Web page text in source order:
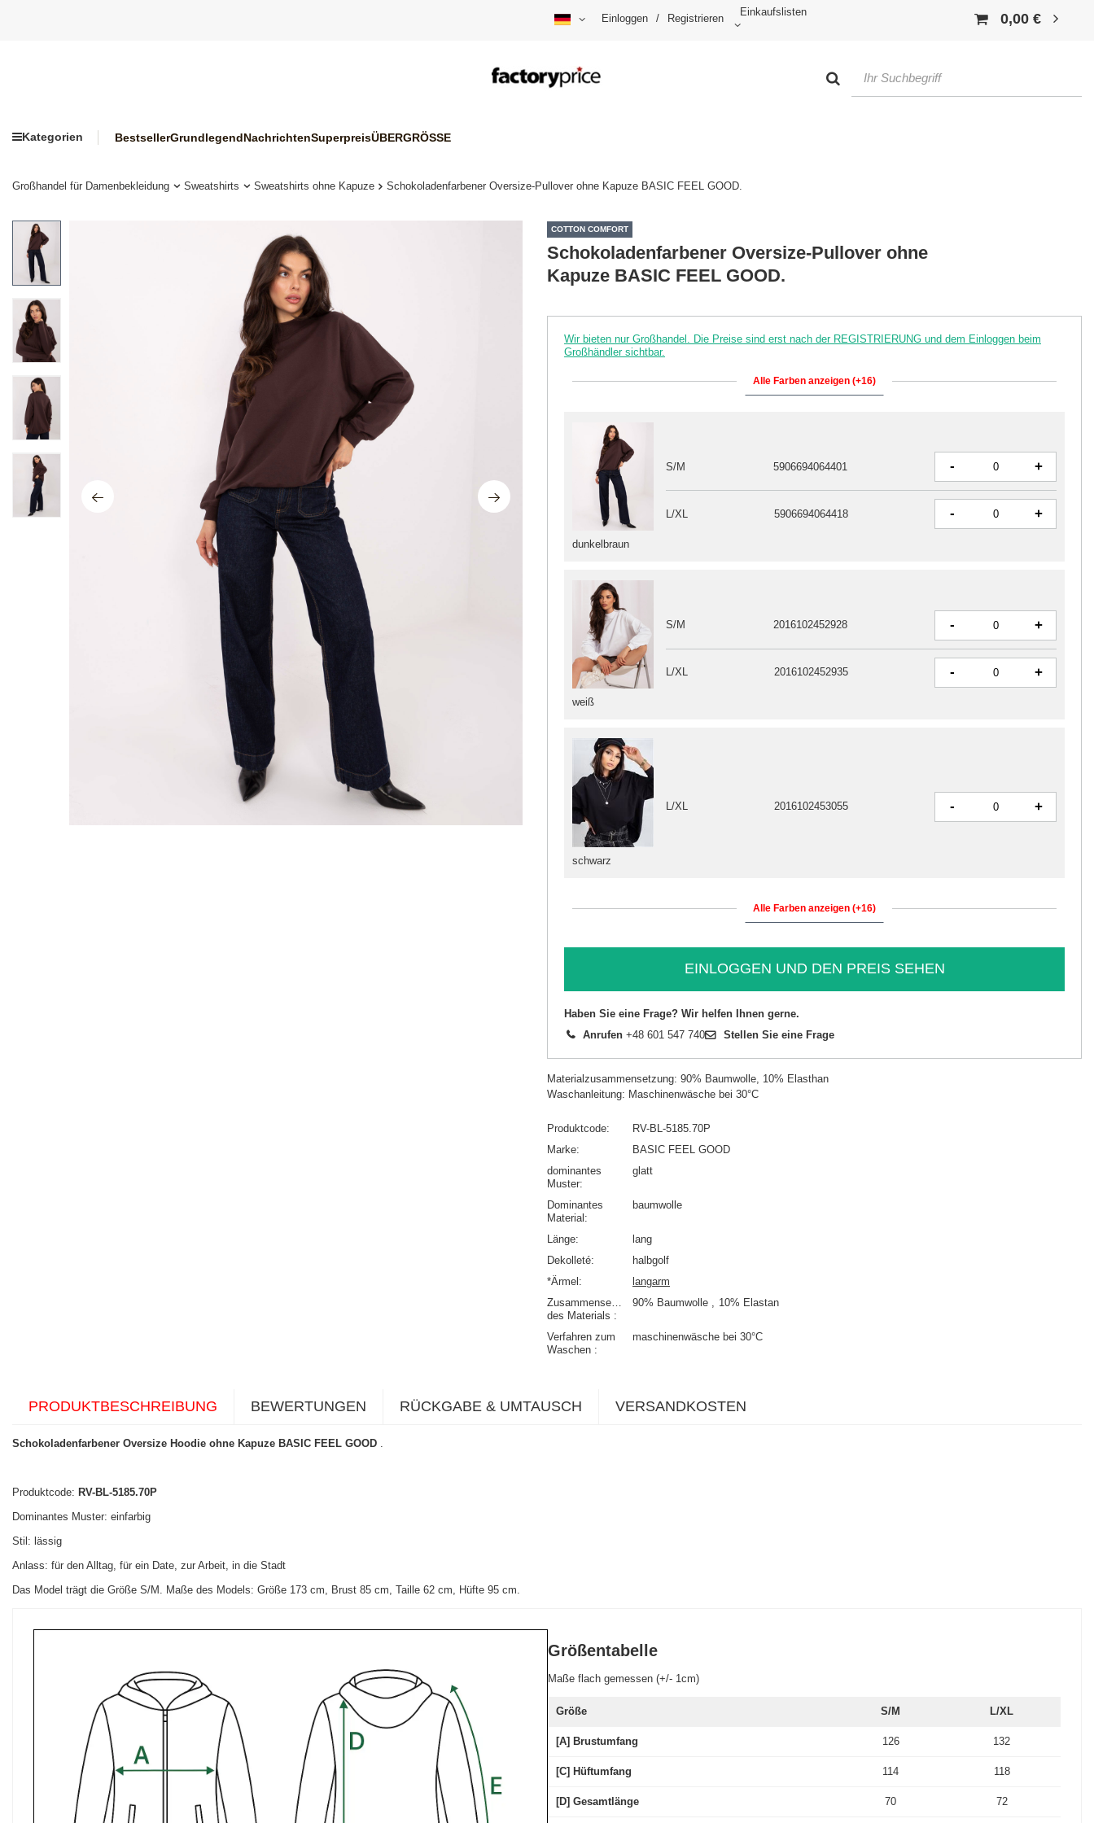
Einloggen / Registrieren
Einkaufslisten 0,00 €
Kategorien BestsellerGrundlegendNachrichtenSuperpreisÜBERGRÖSSE
Großhandel für Damenbekleidung Sweatshirts Sweatshirts ohne Kapuze Schokoladenfarbener Oversize-Pullover ohne Kapuze BASIC FEEL GOOD.
COTTON COMFORT
Schokoladenfarbener Oversize-Pullover ohne
Kapuze BASIC FEEL GOOD.
Wir bieten nur Großhandel. Die Preise sind erst nach der REGISTRIERUNG und dem Einloggen beim
Großhändler sichtbar.
Alle Farben anzeigen (+16)
weiß
S/M 2016102452928 - +
L/XL 2016102452935 - +
schwarz
L/XL 2016102453055 - +
dunkelbraun
S/M 5906694064401 - +
L/XL 5906694064418 - +
Alle Farben anzeigen (+16)
EINLOGGEN UND DEN PREIS SEHEN
Haben Sie eine Frage? Wir helfen Ihnen gerne.
Anrufen +48 601 547 740 Stellen Sie eine Frage
Materialzusammensetzung: 90% Baumwolle, 10% Elasthan
Waschanleitung: Maschinenwäsche bei 30°C
Produktcode
RV-BL-5185.70P
Marke
BASIC FEEL GOOD
dominantes
Muster
glatt
Dominantes
Material
baumwolle
Länge
lang
Dekolleté
halbgolf
*Ärmel
langarm
Zusammensetzung
des Materials
90% Baumwolle 10% Elastan
Verfahren zum
Waschen
maschinenwäsche bei 30°C
PRODUKTBESCHREIBUNG BEWERTUNGEN RÜCKGABE & UMTAUSCH VERSANDKOSTEN
Schokoladenfarbener Oversize Hoodie ohne Kapuze BASIC FEEL GOOD
Produktcode: RV-BL-5185.70P
Dominantes Muster: einfarbig
Stil: lässig
Anlass: für den Alltag, für ein Date, zur Arbeit, in die Stadt
Das Model trägt die Größe S/M. Maße des Models: Größe 173 cm, Brust 85 cm, Taille 62 cm, Hüfte 95 cm
Größentabelle
Maße flach gemessen (+/- 1cm)
Größe S/M L/XL
[A] Brustumfang 126 132
[C] Hüftumfang 114 118
[D] Gesamtlänge 70 72